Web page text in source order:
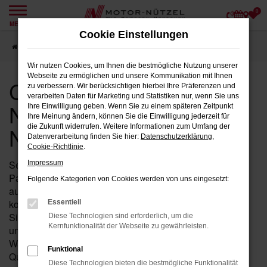
Zum
springen
MENÜ
0
CUPRA Fahrzeuge für
Nürnberg bei Motor-
Nützel
Seit über 90 Jahren ist Motor-Nützel Ihr zuverlässiger
Partner für CUPRA in der Nähe von Nürnberg. Wenn Sie
auf der Suche nach einem neuen Fahrzeug oder einer
kompetenten Werkstatt für Ihren CUPRA sind, dann sind
Sie bei uns genau richtig. Unsere langjährige Erfahrung
und Leidenschaft für CUPRA machen uns zur perfekten
Wahl für alle, die in Nürnberg und Umgebung höchste
Qualität und exzellenten Service erwarten.
Cookie Einstellungen
Wir nutzen Cookies, um Ihnen die bestmögliche Nutzung unserer
Webseite zu ermöglichen und unsere Kommunikation mit Ihnen
zu verbessern. Wir berücksichtigen hierbei Ihre Präferenzen und
verarbeiten Daten für Marketing und Statistiken nur, wenn Sie uns
Ihre Einwilligung geben. Wenn Sie zu einem späteren Zeitpunkt
Ihre Meinung ändern, können Sie die Einwilligung jederzeit für
die Zukunft widerrufen. Weitere Informationen zum Umfang der
Datenverarbeitung finden Sie hier: Datenschutzerklärung,
Cookie-Richtlinie.
Impressum
Folgende Kategorien von Cookies werden von uns eingesetzt:
Essentiell
Diese Technologien sind erforderlich, um die
Kernfunktionalität der Webseite zu gewährleisten.
Funktional
Diese Technologien bieten die bestmögliche Funktionalität